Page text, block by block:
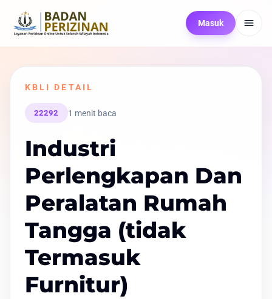
Masuk
KBLI DETAIL
22292 1 menit baca
Industri
Perlengkapan Dan
Peralatan Rumah
Tangga (tidak
Termasuk
Furnitur)